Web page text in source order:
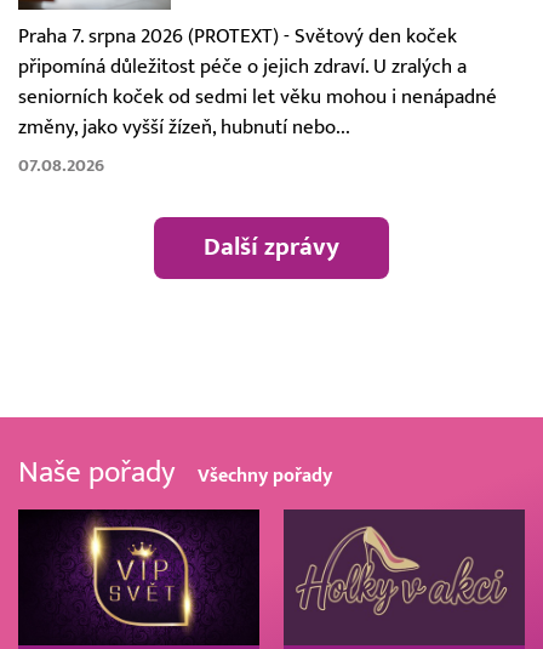
Praha 7. srpna 2026 (PROTEXT) - Světový den koček
připomíná důležitost péče o jejich zdraví. U zralých a
seniorních koček od sedmi let věku mohou i nenápadné
změny, jako vyšší žízeň, hubnutí nebo...
07.08.2026
Další zprávy
Naše pořady Všechny pořady